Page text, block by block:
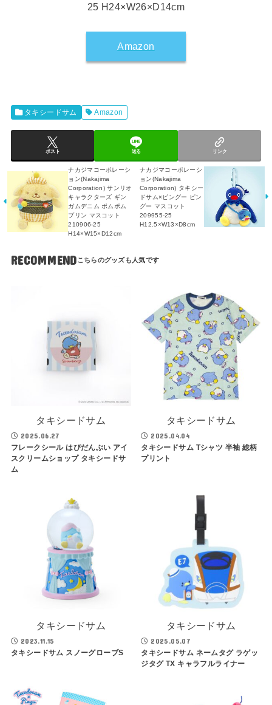
25 H24×W26×D14cm
Amazon
タキシードサム Amazon
ポスト 送る リンク
ナカジマコーポレーシ
ョン(Nakajima
Corporation) サンリオ
キャラクターズ ギン
ガムデニム ポムポム
プリン マスコット
210906-25
H14×W15×D12cm
ナカジマコーポレーシ
ョン(Nakajima
Corporation) タキシー
ドサム×ピングー ピン
グー マスコット
209955-25
H12.5×W13×D8cm
RECOMMEND
タキシードサム
2025.06.27
フレークシール はぴだんぶい アイ
スクリームショップ タキシードサ
ム
タキシードサム
2025.04.04
タキシードサム Tシャツ 半袖 総柄
プリント
タキシードサム
2023.11.15
タキシードサム スノーグローブS
タキシードサム
2025.05.07
タキシードサム ネームタグ ラゲッ
ジタグ TX キャラフルライナー